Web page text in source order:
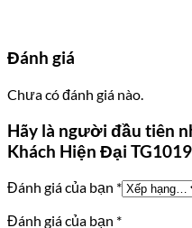
Đánh giá
Chưa có đánh giá nào.
Hãy là người đầu tiên
Khách Hiện Đại
Đánh giá của bạn *
Đánh giá của bạn *